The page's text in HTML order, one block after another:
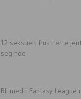
12 seksuelt frustrerte
seg noe
Bli med i Fantasy